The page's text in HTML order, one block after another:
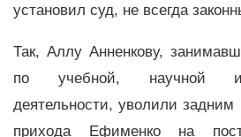
установил суд, не всегда
Так, Аллу Анненкову,
по учебной, научной и
деятельности, уволили
прихода Ефименко на